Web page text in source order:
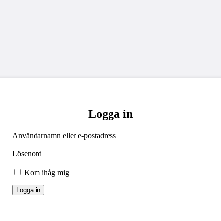
Logga in
Användarnamn eller e-postadress
Lösenord
Kom ihåg mig